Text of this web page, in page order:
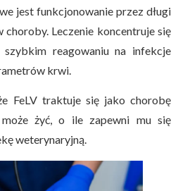
jest funkcjonowanie przez długi
Leczenie koncentruje się
szybkim reagowaniu na infekcje
krwi.
FeLV traktuje się jako chorobę
żyć, o ile zapewni mu się
weterynaryjną.